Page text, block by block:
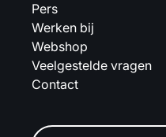
Pers
Werken bij
Webshop
Veelgestelde vragen
Contact